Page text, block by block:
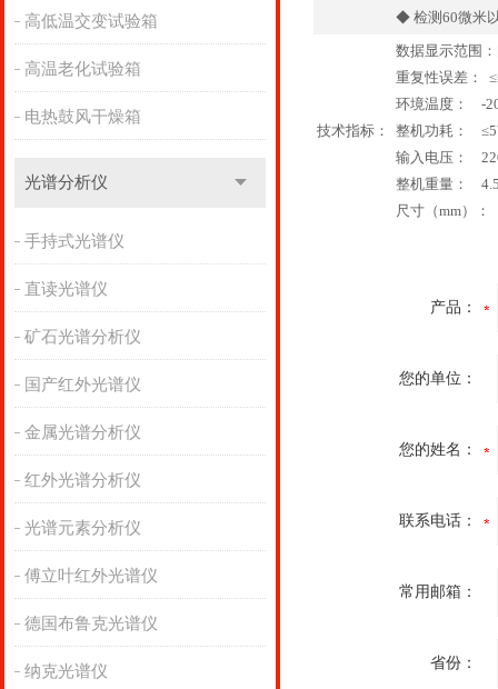
高低温交变试验箱
高温老化试验箱
电热鼓风干燥箱
光谱分析仪
手持式光谱仪
直读光谱仪
矿石光谱分析仪
国产红外光谱仪
金属光谱分析仪
红外光谱分析仪
光谱元素分析仪
傅立叶红外光谱仪
德国布鲁克光谱仪
纳克光谱仪
◆ 检测60微米
技术指标：
数据显示范围
重复性误差：
环境温度： -
整机功耗：
输入电压：
整机重量：
尺寸（mm）：
产品：
您的单位：
您的姓名：
联系电话：
常用邮箱：
省份：